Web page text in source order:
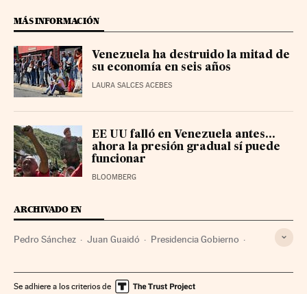
MÁS INFORMACIÓN
Venezuela ha destruido la mitad de
su economía en seis años
LAURA SALCES ACEBES
EE UU falló en Venezuela antes...
ahora la presión gradual sí puede
funcionar
BLOOMBERG
ARCHIVADO EN
Pedro Sánchez Juan Guaidó Presidencia Gobierno
Latinoamérica Administración Estado América
Se adhiere a los criterios de